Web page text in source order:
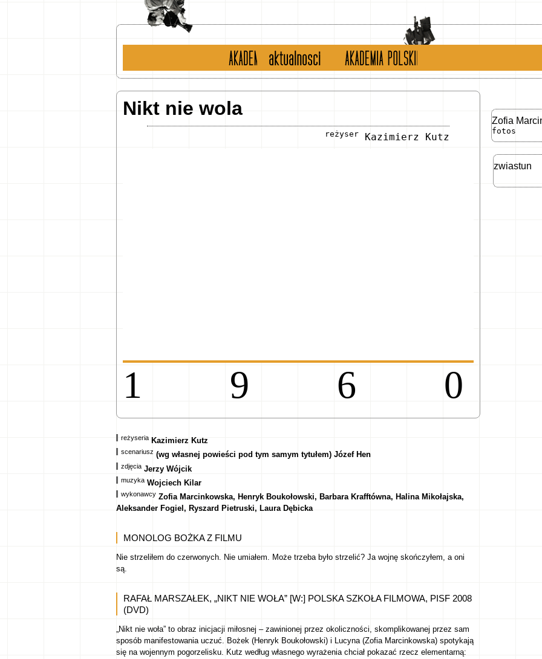
historiaaktualności english version
Nikt nie wola
reżyser Kazimierz Kutz
reżyseria Kazimierz Kutz
scenariusz (wg własnej powieści pod tym samym tytułem) Józef Hen
zdjęcia Jerzy Wójcik
muzyka Wojciech Kilar
wykonawcy Zofia Marcinkowska, Henryk Boukołowski, Barbara Krafftówna, Halina Mikołajska,
Aleksander Fogiel, Ryszard Pietruski, Laura Dębicka
MONOLOG BOŻKA Z FILMU
Nie strzeliłem do czerwonych. Nie umiałem. Może trzeba było strzelić? Ja wojnę skończyłem, a oni
są.
RAFAŁ MARSZAŁEK, „NIKT NIE WOŁA” [W:] POLSKA SZKOŁA FILMOWA, PISF 2008
(DVD)
„Nikt nie woła” to obraz inicjacji miłosnej – zawinionej przez okoliczności, skomplikowanej przez sam
sposób manifestowania uczuć. Bożek (Henryk Boukołowski) i Lucyna (Zofia Marcinkowska) spotykają
się na wojennym pogorzelisku. Kutz według własnego wyrażenia chciał pokazać rzecz elementarną:
Zofia
fotos
zwiastun